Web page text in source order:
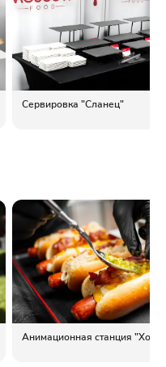
Сервировка "Сланец"
Анимационная станция "Хот